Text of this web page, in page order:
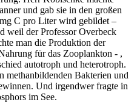
und gab sie in den großen
C pro Liter wird gebildet –
weil der Professor Overbeck
man die Produktion der
für das Zooplankton - ,
autotroph und heterotroph.
methanbildenden Bakterien und
Und irgendwer fragte in
im See.